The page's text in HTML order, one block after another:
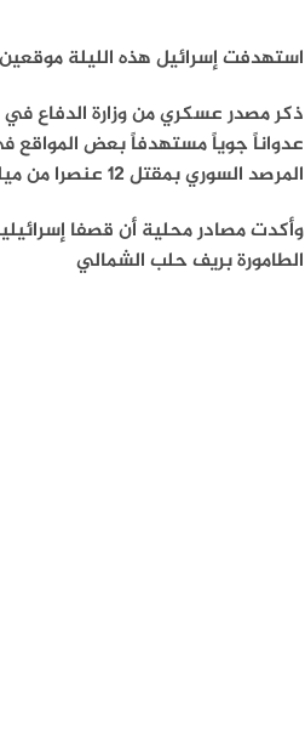
استهدفت إسرائيل هذه الليلة
عدواناً جوياً مستهدفاً بعض
المرصد السوري بمقتل 12 عنصرا من ميليشيات موالية لإيران.
وأكدت مصادر محلية أن قصفا
الطامورة بريف حلب الشمالي